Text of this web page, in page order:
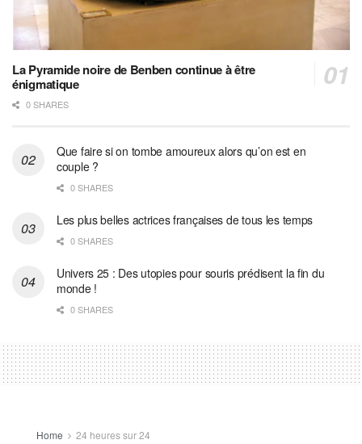
La Pyramide noire de Benben continue à être
énigmatique
0 SHARES
Que faire si on tombe amoureux alors qu’on est en
couple ?
0 SHARES
Les plus belles actrices françaises de tous les temps
0 SHARES
Univers 25 : Des utopies pour souris prédisent la fin du
monde !
0 SHARES
Home 24 heures sur 24